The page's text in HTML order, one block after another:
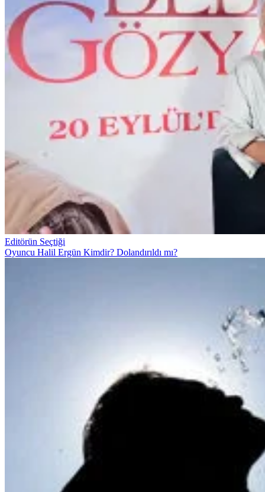
Editörün Seçtiği
Oyuncu Halil Ergün Kimdir? Dolandırıldı mı?